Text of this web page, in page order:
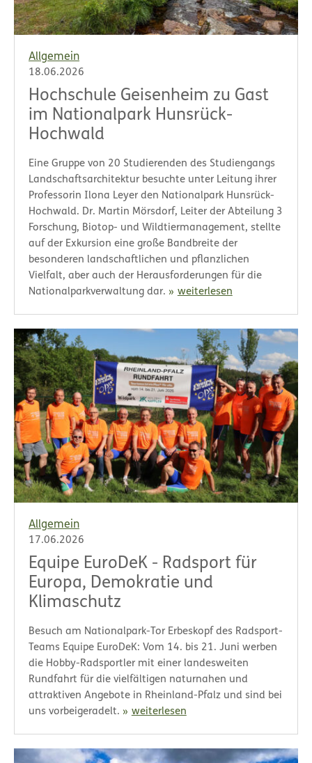
Allgemein
18.06.2026
Hochschule Geisenheim zu Gast
im Nationalpark Hunsrück-
Hochwald
Eine Gruppe von 20 Studierenden des Studiengangs
Landschaftsarchitektur besuchte unter Leitung ihrer
Professorin Ilona Leyer den Nationalpark Hunsrück-
Hochwald. Dr. Martin Mörsdorf, Leiter der Abteilung 3
Forschung, Biotop- und Wildtiermanagement, stellte
auf der Exkursion eine große Bandbreite der
besonderen landschaftlichen und pflanzlichen
Vielfalt, aber auch der Herausforderungen für die
Nationalparkverwaltung dar.
weiterlesen
Allgemein
17.06.2026
Equipe EuroDeK - Radsport für
Europa, Demokratie und
Klimaschutz
Besuch am Nationalpark-Tor Erbeskopf des Radsport-
Teams Equipe EuroDeK: Vom 14. bis 21. Juni werben
die Hobby-Radsportler mit einer landesweiten
Rundfahrt für die vielfältigen naturnahen und
attraktiven Angebote in Rheinland-Pfalz und sind bei
uns vorbeigeradelt.
weiterlesen